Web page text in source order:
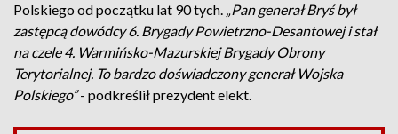
Polskiego od początku lat 90 tych. „Pan generał Bryś był
zastępcą dowódcy 6. Brygady Powietrzno-Desantowej i stał
na czele 4. Warmińsko-Mazurskiej Brygady Obrony
Terytorialnej. To bardzo doświadczony generał Wojska
Polskiego”- podkreślił prezydent elekt.